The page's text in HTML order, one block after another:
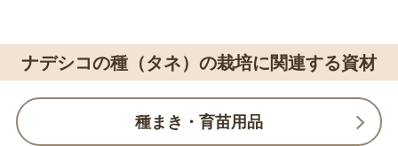
ナデシコの種（タネ）の栽培に関連する資材
種まき・育苗用品